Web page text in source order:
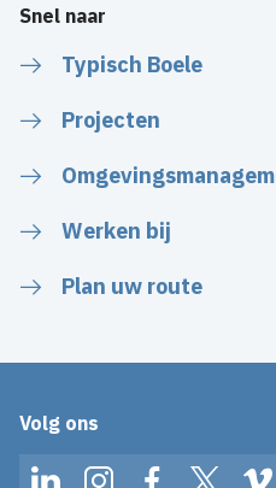
Snel naar
Typisch Boele
Projecten
Werken bij
Plan uw route
Volg ons